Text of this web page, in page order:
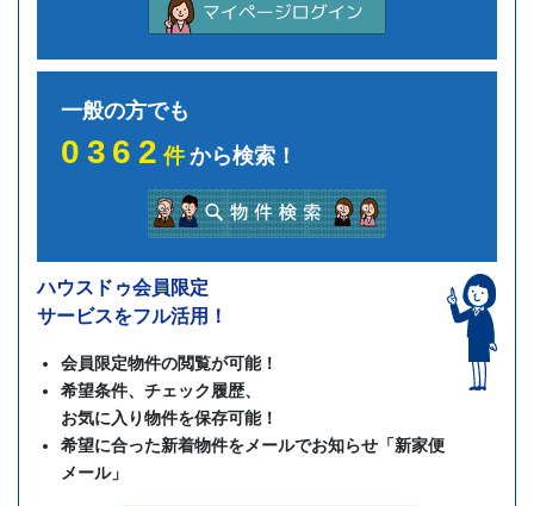
一般の方でも
0362件から検索！
ハウスドゥ会員限定
サービスをフル活用！
会員限定物件の閲覧が可能！
希望条件、チェック履歴、
お気に入り物件を保存可能！
希望に合った新着物件をメールでお知らせ「新家便
メール」